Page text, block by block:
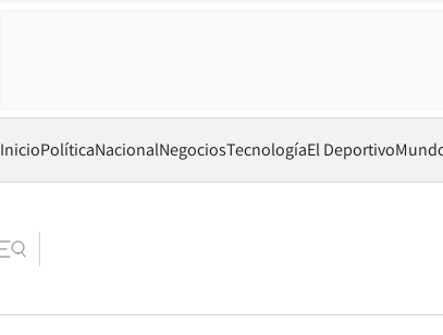
InicioPolíticaNacionalNegociosTecnologíaEl Deportivo